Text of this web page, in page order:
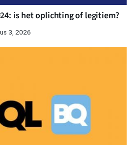
is het oplichting of legitiem?
3, 2026